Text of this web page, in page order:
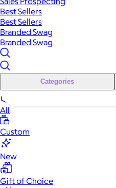
Best Sellers
Best Sellers
Branded Swag
Branded Swag
Categories
All
Custom
New
Gift of Choice